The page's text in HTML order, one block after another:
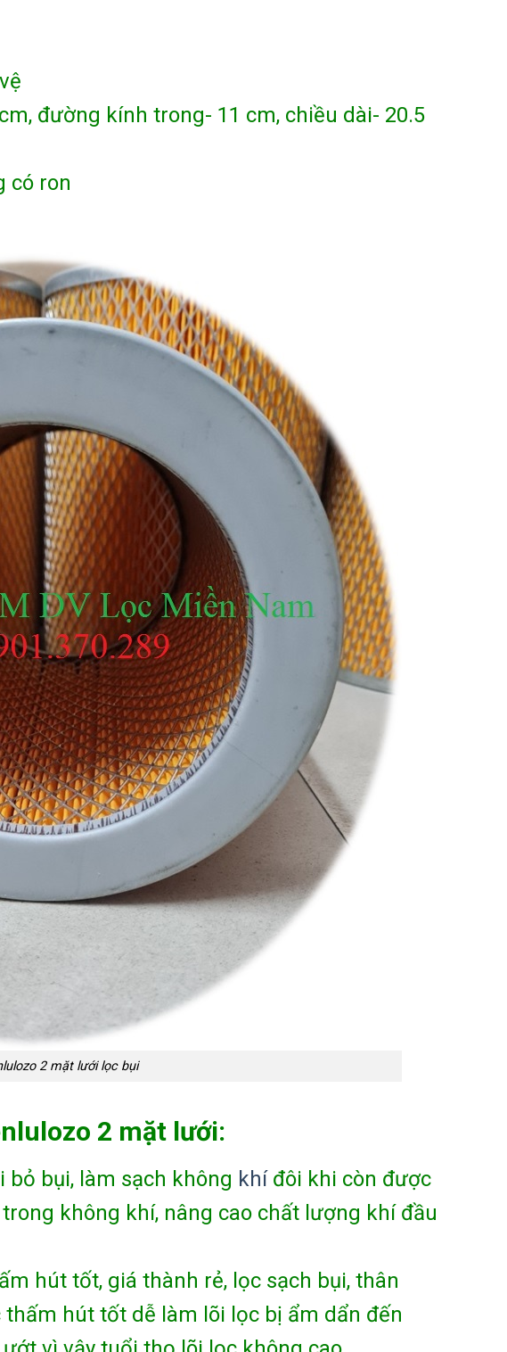
đường kính trong- 11 cm, chiều dài- 20.5
có ron
2 mặt lưới lọc bụi
2 mặt lưới:
bỏ bụi, làm sạch không khíđôi khi còn được
không khí, nâng cao chất lượng khí đầu
hút tốt, giá thành rẻ, lọc sạch bụi, thân
hút tốt dễ làm lõi lọc bị ẩm dẩn đến